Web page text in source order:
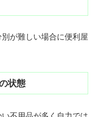
が難しい場合に便利屋
状態